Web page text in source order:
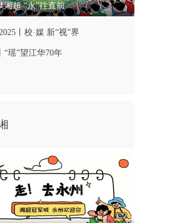
湘超 “永”往直前
丨校·媒 新“视”界
“瑶”望江华70年